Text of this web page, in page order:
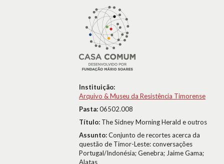
Instituição:
Arquivo & Museu da Resistência Timorense
Pasta:06502.008
Título: The Sidney Morning Herald e outros
Assunto:Conjunto de recortes acerca da
questão de Timor-Leste: conversações
Portugal/Indonésia; Genebra; Jaime Gama;
Alatas